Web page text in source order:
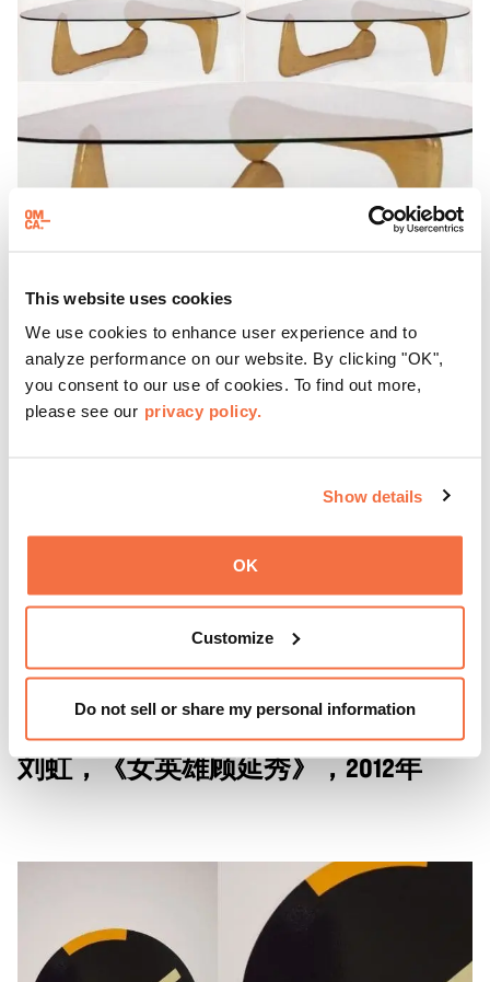
This website uses cookies
We use cookies to enhance user experience and to
analyze performance on our website. By clicking "OK",
you consent to our use of cookies. To find out more,
please see our privacy policy.
Show details
OK
Customize
Do not sell or share my personal information
Isamu Noguchi, 咖啡桌, 1950年代初
刘虹，《女英雄顾延秀》，2012年